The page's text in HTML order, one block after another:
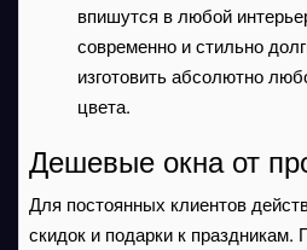
впишутся в любой
современно и стильно
изготовить абсолютно
цвета.
Дешевые окна от
Для постоянных клиентов
скидок и подарки к праздникам.